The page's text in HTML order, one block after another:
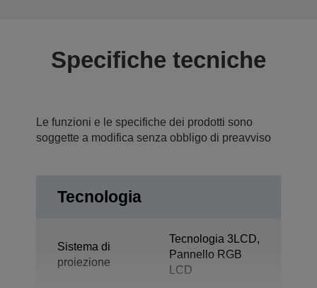
Specifiche tecniche
Le funzioni e le specifiche dei prodotti sono
soggette a modifica senza obbligo di preavviso
Tecnologia
Sistema di
proiezione
Tecnologia 3LCD,
Pannello RGB
LCD